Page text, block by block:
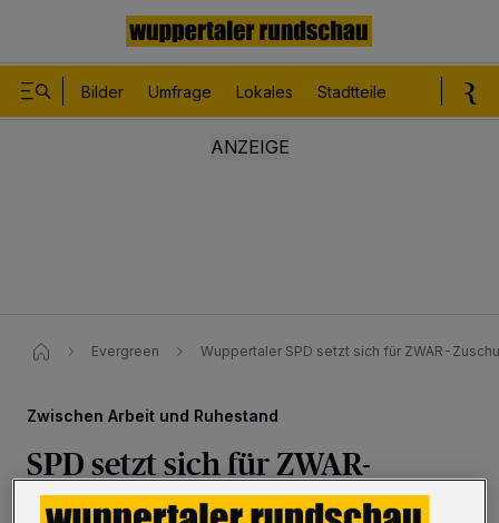
Bilder Umfrage Lokales Stadtteile
Evergreen Wuppertaler SPD setzt sich für ZWAR-
Zwischen Arbeit und Ruhestand
SPD setzt sich für ZWAR-
Zuschuss ein